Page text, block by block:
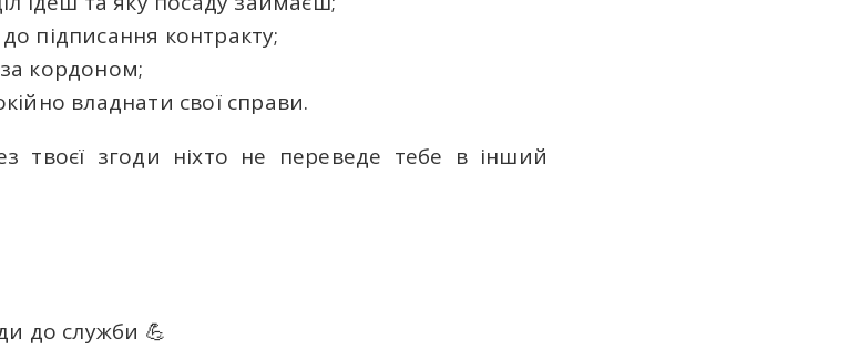
підписання контракту;
кордоном;
владнати свої справи.
твоєї згоди ніхто не переведе тебе в інший
до служби 💪